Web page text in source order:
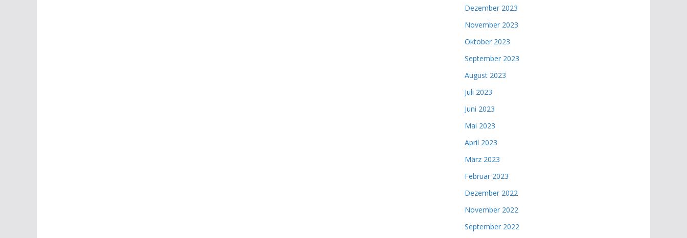
Dezember 2023
November 2023
Oktober 2023
September 2023
August 2023
Juli 2023
Juni 2023
Mai 2023
April 2023
März 2023
Februar 2023
Dezember 2022
November 2022
September 2022